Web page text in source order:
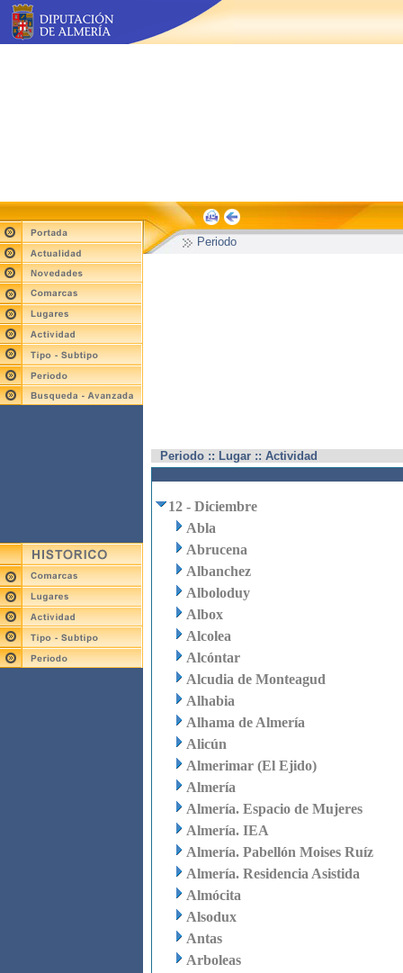
Periodo
Periodo :: Lugar :: Actividad
12 - Diciembre
Abla
Abrucena
Albanchez
Alboloduy
Albox
Alcolea
Alcóntar
Alcudia de Monteagud
Alhabia
Alhama de Almería
Alicún
Almerimar (El Ejido)
Almería
Almería. Espacio de Mujeres
Almería. IEA
Almería. Pabellón Moises Ruíz
Almería. Residencia Asistida
Almócita
Alsodux
Antas
Arboleas